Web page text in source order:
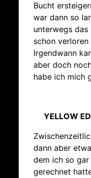
Bucht
war dann so
unterwegs das
schon verloren
Irgendwann
aber doch
habe ich mich
YELLOW
dann aber
dem ich so gar
gerechnet